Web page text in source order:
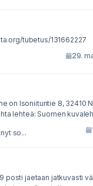
tubetus/131662227
29.
on Isoniituntie 8, 32410
lehteä: Suomen
so...
posti jaetaan jatkuvasti